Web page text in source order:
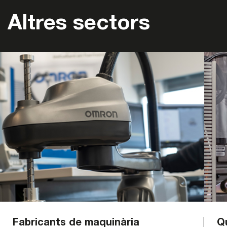
Altres sectors
Fabricants de maquinària